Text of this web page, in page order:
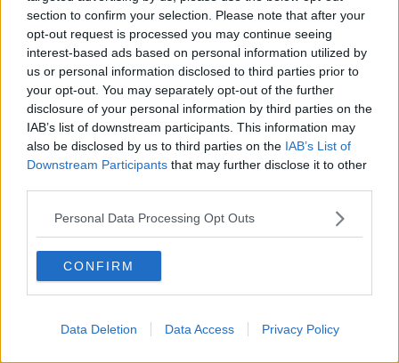
section to confirm your selection. Please note that after your
opt-out request is processed you may continue seeing
interest-based ads based on personal information utilized by
us or personal information disclosed to third parties prior to
your opt-out. You may separately opt-out of the further
disclosure of your personal information by third parties on the
IAB’s list of downstream participants. This information may
also be disclosed by us to third parties on the IAB’s List of
Downstream Participants that may further disclose it to other
Personal Data Processing Opt Outs
CONFIRM
Data Deletion Data Access Privacy Policy
Libano, collasso economico e guerra civile
Johnson, da Trump a Biden alla Brexit
L'AUKUS e il Quad
Biden, primo presidente USA non in guerra
Papa Bergoglio vedrà Viktor Orbán
Bennet, un giorno in attesa di Biden
Il ritorno dei talebani
​La lenta agonia del Libano
Sudafrica, è allarme alimentare
Usa di nuovo al centro della geopolitica internazionale
L’appuntamento di Israele con il cambiamento
La farsa delle elezioni in Siria
In Medioriente non ci sono favole, solo realtà
Biden chiama ma Netanyahu non risponde
Niente di nuovo in Medioriente
La forza di Boris Johnson
Mar Mediterraneo cimitero silente
Richiami neo ottomani, la Francia guarda sospetta